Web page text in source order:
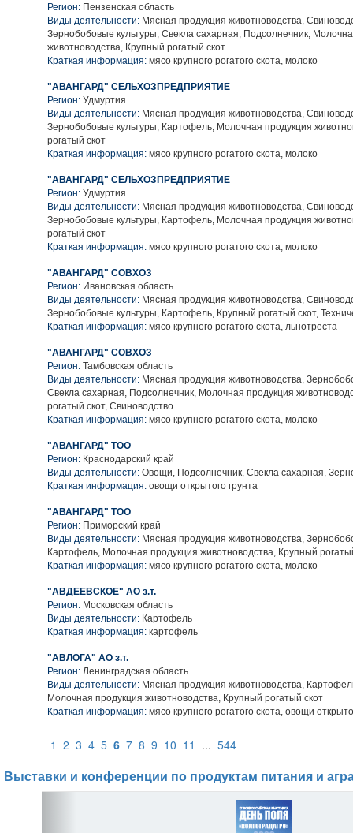
Регион: Пензенская область
Виды деятельности: Мясная продукция животноводства,
Зернобобовые культуры, Свекла сахарная, Подсолнечник,
животноводства, Крупный рогатый скот
Краткая информация: мясо крупного рогатого скота, молоко
"АВАНГАРД" СЕЛЬХОЗПРЕДПРИЯТИЕ
Регион: Удмуртия
Виды деятельности: Мясная продукция животноводства,
Зернобобовые культуры, Картофель, Молочная продукция
рогатый скот
Краткая информация: мясо крупного рогатого скота, молоко
"АВАНГАРД" СЕЛЬХОЗПРЕДПРИЯТИЕ
Регион: Удмуртия
Виды деятельности: Мясная продукция животноводства,
Зернобобовые культуры, Картофель, Молочная продукция
рогатый скот
Краткая информация: мясо крупного рогатого скота, молоко
"АВАНГАРД" СОВХОЗ
Регион: Ивановская область
Виды деятельности: Мясная продукция животноводства,
Зернобобовые культуры, Картофель, Крупный рогатый скот,
Краткая информация: мясо крупного рогатого скота, льнотреста
"АВАНГАРД" СОВХОЗ
Регион: Тамбовская область
Виды деятельности: Мясная продукция животноводства,
Свекла сахарная, Подсолнечник, Молочная продукция
рогатый скот, Свиноводство
Краткая информация: мясо крупного рогатого скота, молоко
"АВАНГАРД" ТОО
Регион: Краснодарский край
Виды деятельности: Овощи, Подсолнечник, Свекла сахарная,
Краткая информация: овощи открытого грунта
"АВАНГАРД" ТОО
Регион: Приморский край
Виды деятельности: Мясная продукция животноводства,
Картофель, Молочная продукция животноводства, Крупный
Краткая информация: мясо крупного рогатого скота, молоко
"АВДЕЕВСКОЕ" АО з.т.
Регион: Московская область
Виды деятельности: Картофель
Краткая информация: картофель
"АВЛОГА" АО з.т.
Регион: Ленинградская область
Виды деятельности: Мясная продукция животноводства,
Молочная продукция животноводства, Крупный рогатый скот
Краткая информация: мясо крупного рогатого скота, овощи
1 2 3 4 5 6 7 8 9 10 11 ... 544
Выставки и конференции по продуктам питания и